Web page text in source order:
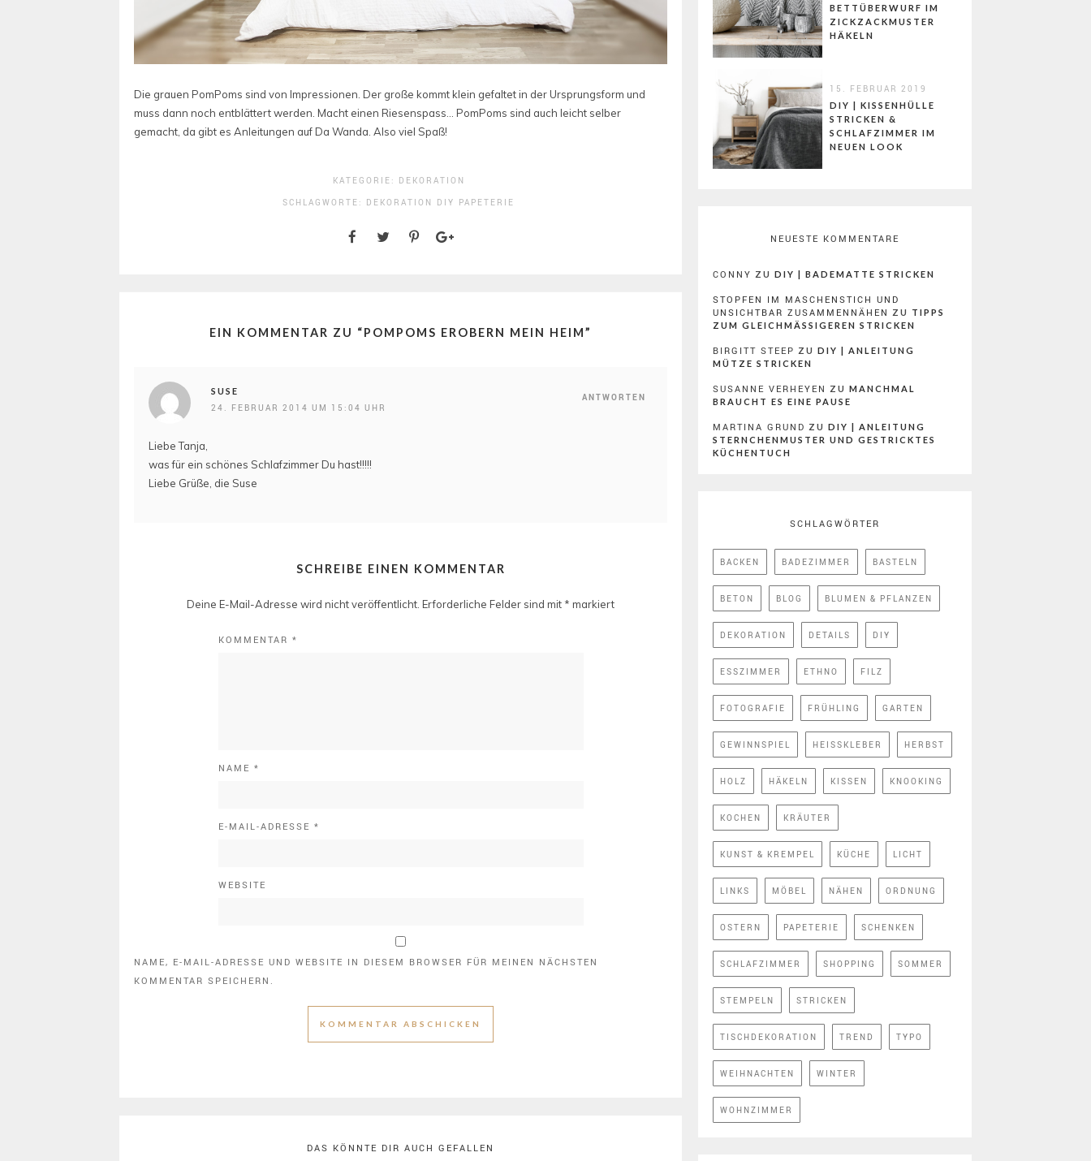
Die grauen PomPoms sind von Impressionen. Der große kommt klein gefaltet in der Ursprungsform und
muss dann noch entblättert werden. Macht einen Riesenspass… PomPoms sind auch leicht selber
gemacht, da gibt es Anleitungen auf Da Wanda. Also viel Spaß!
KATEGORIE: DEKORATION
SCHLAGWORTE: DEKORATION DIY PAPETERIE
EIN KOMMENTAR ZU “POMPOMS EROBERN MEIN HEIM”
ANTWORTEN
SUSE
24. FEBRUAR 2014 UM 15:04 UHR
Liebe Tanja,
was für ein schönes Schlafzimmer Du hast!!!!!
Liebe Grüße, die Suse
SCHREIBE EINEN KOMMENTAR
Deine E-Mail-Adresse wird nicht veröffentlicht. Erforderliche Felder sind mit * markiert
KOMMENTAR *
NAME *
E-MAIL-ADRESSE *
WEBSITE
NAME, E-MAIL-ADRESSE UND WEBSITE IN DIESEM BROWSER FÜR MEINEN NÄCHSTEN
KOMMENTAR SPEICHERN.
DAS KÖNNTE DIR AUCH GEFALLEN
BETTÜBERWURF IM
ZICKZACKMUSTER
HÄKELN
15. FEBRUAR 2019
DIY | KISSENHÜLLE
STRICKEN &
SCHLAFZIMMER IM
NEUEN LOOK
NEUESTE KOMMENTARE
CONNY ZU DIY | BADEMATTE STRICKEN
STOPFEN IM MASCHENSTICH UND
UNSICHTBAR ZUSAMMENNÄHEN
ZU TIPPS
ZUM GLEICHMÄSSIGEREN STRICKEN
BIRGITT STEEP ZU DIY | ANLEITUNG
MÜTZE STRICKEN
SUSANNE VERHEYEN ZU MANCHMAL
BRAUCHT ES EINE PAUSE
MARTINA GRUND ZU DIY | ANLEITUNG
STERNCHENMUSTER UND GESTRICKTES
KÜCHENTUCH
SCHLAGWÖRTER
BACKEN BADEZIMMER BASTELN
BETON BLOG BLUMEN & PFLANZEN
DEKORATION DETAILS DIY
ESSZIMMER ETHNO FILZ
FOTOGRAFIE FRÜHLING GARTEN
GEWINNSPIEL HEISSKLEBER HERBST
HOLZ HÄKELN KISSEN KNOOKING
KOCHEN KRÄUTER
KUNST & KREMPEL KÜCHE LICHT
LINKS MÖBEL NÄHEN ORDNUNG
OSTERN PAPETERIE SCHENKEN
SCHLAFZIMMER SHOPPING SOMMER
STEMPELN STRICKEN
TISCHDEKORATION TREND TYPO
WEIHNACHTEN WINTER
WOHNZIMMER